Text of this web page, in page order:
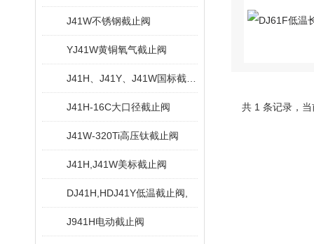
J41W不锈钢截止阀
YJ41W黄铜氧气截止阀
J41H-16C大口径截止阀
J41W-320Ti高压钛截止阀
J41H,J41W美标截止阀
DJ41H,HDJ41Y低温截止阀,
J941H电动截止阀
共 1 条记录，